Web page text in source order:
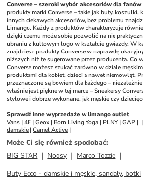
Converse – szeroki wybór akcesoriów dla
produkty marki Converse – takie jak buty, koszulki,
innych ciekawych akcesoriów, bez problemu
Limango. Każdy z produktów charakteryzuje
dzięki czemu może sobie pozwolić na nie
ubraniu z kultowym logo w kształcie gwiazdy. W
znajdziesz produkty Converse w naprawdę
niższych niż te sugerowane przez producenta. Co
Converse możesz szukać zarówno w dziale
produktami dla kobiet, dzieci a nawet niemowląt.
przeznaczone są bowiem dla każdego –
właśnie jest piękne w tej marce – Sneakersy
stylowe i dobrze wykonane, jak męskie czy
Sprawdź inne wyprzedaże w limango outlet
Vans | 4F | Geox | Born Living Yoga | PLNY | GAP |  |
damskie | Camel Active |
Może Ci się również spodobać:
BIG STAR
Noosy
Marco Tozzie
Buty Ecco - damskie i męskie, sandały, botki